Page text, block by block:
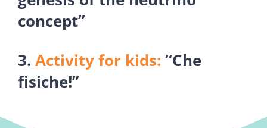
concept”
3. Activity for kids: “Che
fisiche!”